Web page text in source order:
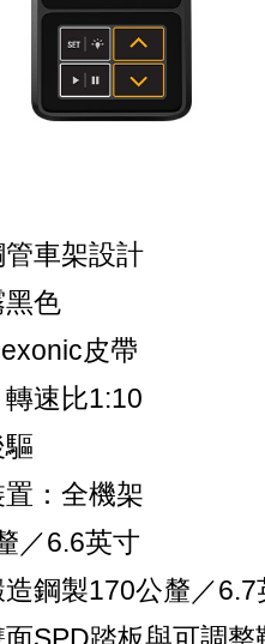
車架設計
色
皮帶
速比1:10
：全機架
／6.6英寸
鋼製170公釐／6.7